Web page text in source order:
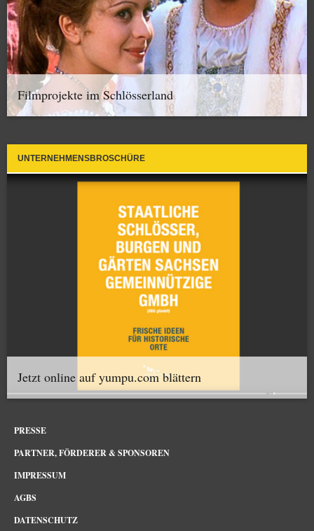
Filmprojekte im Schlösserland
UNTERNEHMENSBROSCHÜRE
Jetzt online auf yumpu.com blättern
PRESSE
PARTNER, FÖRDERER & SPONSOREN
IMPRESSUM
AGBS
DATENSCHUTZ